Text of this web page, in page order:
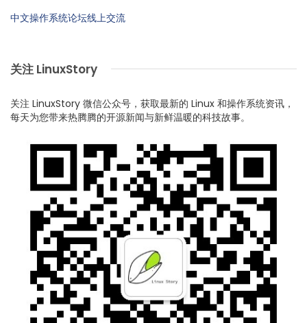
中文操作系统论坛线上交流
关注 LinuxStory
关注 LinuxStory 微信公众号，获取最新的 Linux 和操作系统资讯，
每天为您带来热腾腾的开源新闻与新鲜温暖的科技故事。